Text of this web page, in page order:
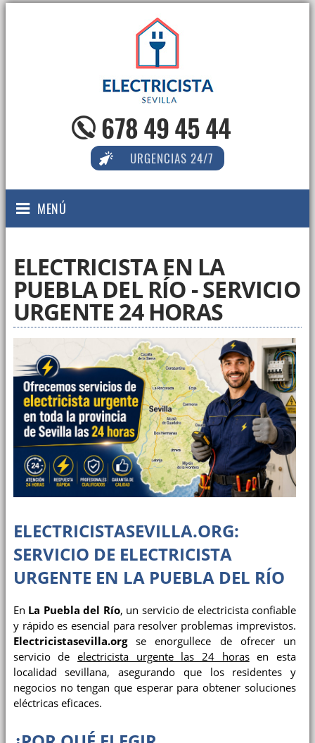
678 49 45 44
URGENCIAS 24/7
MENÚ
ELECTRICISTA EN LA
PUEBLA DEL RÍO - SERVICIO
URGENTE 24 HORAS
ELECTRICISTASEVILLA.ORG:
SERVICIO DE ELECTRICISTA
URGENTE EN LA PUEBLA DEL RÍO
En La Puebla del Río, un servicio de electricista confiable
y rápido es esencial para resolver problemas imprevistos.
Electricistasevilla.orgse enorgullece de ofrecer un
servicio deelectricista urgente las 24 horasen esta
localidad sevillana, asegurando que los residentes y
negocios no tengan que esperar para obtener soluciones
eléctricas eficaces.